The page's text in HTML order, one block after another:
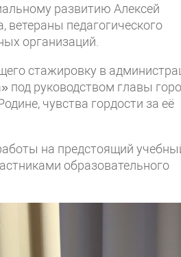
развитию Алексей
педагогического
организаций.
стажировку в
под руководством главы
чувства гордости за её
на предстоящий
образовательного